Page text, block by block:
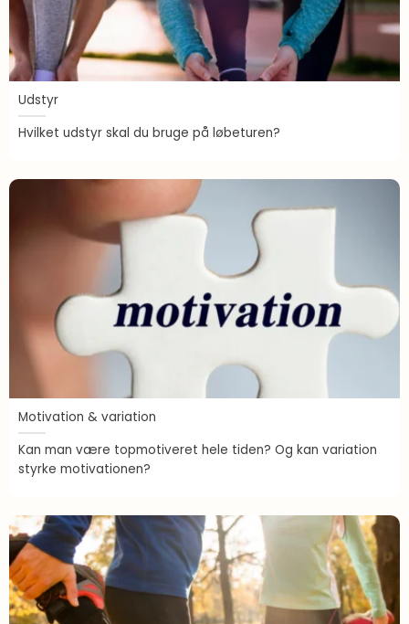
Udstyr
Hvilket udstyr skal du bruge på løbeturen?
Motivation & variation
Kan man være topmotiveret hele tiden? Og kan variation
styrke motivationen?